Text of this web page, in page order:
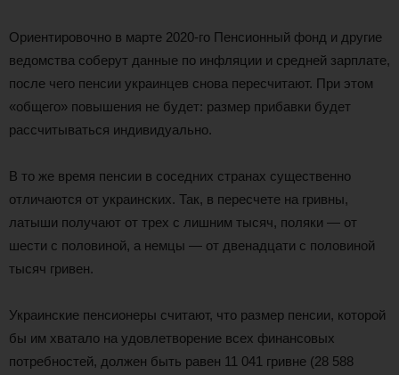
Ориентировочно в марте 2020-го Пенсионный фонд и другие
ведомства соберут данные по инфляции и средней зарплате,
после чего пенсии украинцев снова пересчитают. При этом
«общего» повышения не будет: размер прибавки будет
рассчитываться индивидуально.
В то же время пенсии в соседних странах существенно
отличаются от украинских. Так, в пересчете на гривны,
латыши получают от трех с лишним тысяч, поляки — от
шести с половиной, а немцы — от двенадцати с половиной
тысяч гривен.
Украинские пенсионеры считают, что размер пенсии, которой
бы им хватало на удовлетворение всех финансовых
потребностей, должен быть равен 11 041 гривне (28 588